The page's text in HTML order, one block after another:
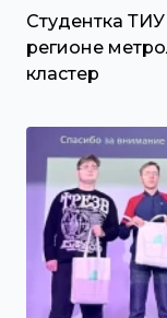
Студентка
регионе
кластер